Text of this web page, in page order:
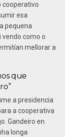
cooperativo
esa
pequena
como o
mellorar a
que
a presidencia
a cooperativa
Gandeiro en
longa